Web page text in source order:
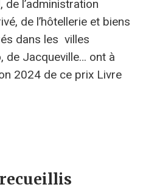
de l’administration
de l’hôtellerie et biens
dans les villes
de Jacqueville… ont à
2024 de ce prix Livre